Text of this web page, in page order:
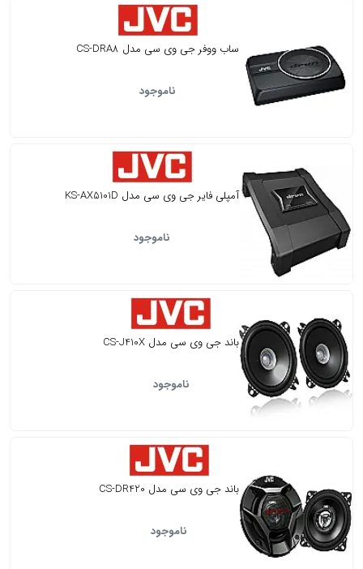
ساب ووفر جی وی سی مدل CS-DRA8
ناموجود
آمپلی فایر جی وی سی مدل KS-AX5101D
ناموجود
باند جی وی سی مدل CS-J410X
ناموجود
باند جی وی سی مدل CS-DR420
ناموجود